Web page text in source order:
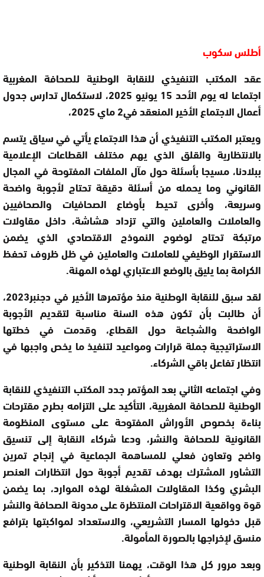
أطلس سكوب
عقد المكتب التنفيذي للنقابة الوطنية للصحافة المغربية
اجتماعا له يوم الأحد 15 يونيو 2025، لاستكمال تدارس جدول
أعمال الاجتماع الأخير المنعقد في2ماي 2025،
ويعتبر المكتب التنفيذي أن هذا الاجتماع يأتي في سياق يتسم
بالانتظارية والقلق الذي يهم مختلف القطاعات الإعلامية
ببلادنا، مسيجا بأسئلة حول مآل الملفات المفتوحة في المجال
القانوني وما يحمله من أسئلة دقيقة تحتاج لأجوبة واضحة
وسريعة، وأخرى تحيط بأوضاع الصحافيات والصحافيين
والعاملات والعاملين والتي تزداد هشاشة، داخل مقاولات
مرتبكة تحتاج لوضوح النموذج الاقتصادي الذي يضمن
الاستقرار الوظيفي للعاملات والعاملين في ظل ظروف تحفظ
الكرامة بما يليق بالوضع الاعتباري لهذه المهنة.
لقد سبق للنقابة الوطنية منذ مؤتمرها الأخير في دجنبر2023،
أن طالبت بأن تكون هذه السنة مناسبة لتقديم الأجوبة
الواضحة والشجاعة حول القطاع، وقدمت في خطتها
الاستراتيجية جملة قرارات ومواعيد لتنفيذ ما يخص واجبها في
انتظار تفاعل باقي الشركاء.
وفي اجتماعه الثاني بعد المؤتمر جدد المكتب التنفيذي للنقابة
الوطنية للصحافة المغربية، التأكيد على التزامه بطرح مقترحات
بناءة بخصوص الأوراش المفتوحة على مستوى المنظومة
القانونية للصحافة والنشر، ودعا شركاء النقابة إلى تنسيق
واضح وتعاون فعلي للمساهمة الجماعية في إنجاح تمرين
التشاور المشترك بهدف تقديم أجوبة حول انتظارات العنصر
البشري وكذا المقاولات المشغلة لهذه الموارد، بما يضمن
قوة وواقعية الاقتراحات المنتظرة على مدونة الصحافة والنشر
قبل دخولها المسار التشريعي، والاستعداد لمواكبتها بترافع
منسق لإخراجها بالصورة المأمولة.
وبعد مرور كل هذا الوقت، يهمنا التذكير بأن النقابة الوطنية